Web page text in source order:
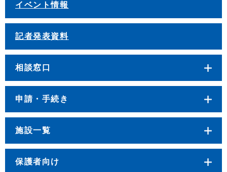
イベント情報
記者発表資料
相談窓口
申請・手続き
施設一覧
保護者向け